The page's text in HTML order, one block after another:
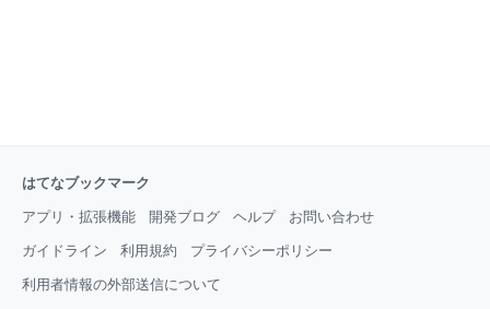
はてなブックマーク
アプリ・拡張機能 開発ブログ ヘルプ お問い合わせ
ガイドライン 利用規約 プライバシーポリシー
利用者情報の外部送信について